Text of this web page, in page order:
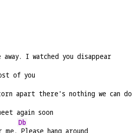
I watched you disappear
of you
apart there's nothing we can do
again soon
me.
Db
Please hang around